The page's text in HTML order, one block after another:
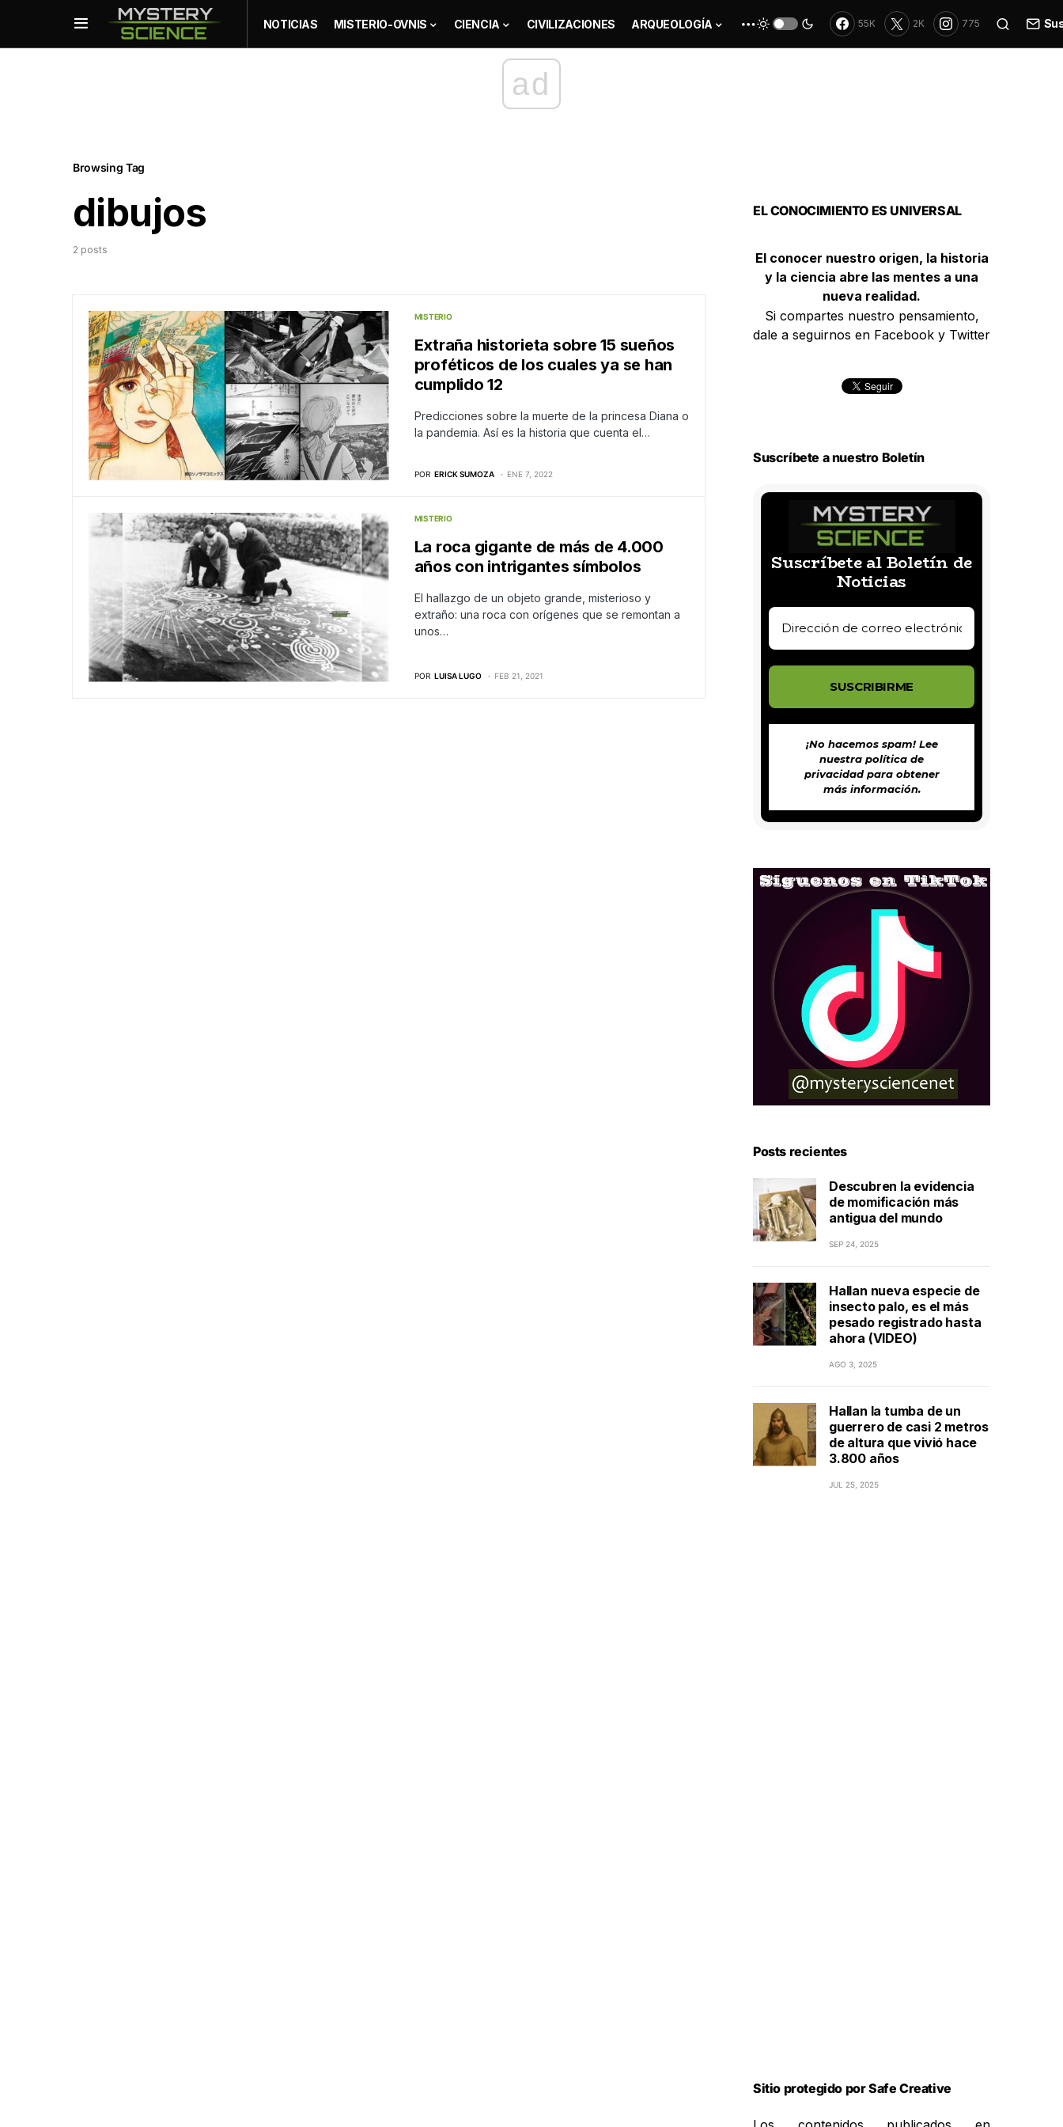
NOTICIAS MISTERIO-OVNIS CIENCIA CIVILIZACIONES ARQUEOLOGÍA 55K 2K 775
ad
Browsing Tag
dibujos
2 posts
MISTERIO
Extraña historieta sobre 15 sueños
proféticos de los cuales ya se han
cumplido 12
Predicciones sobre la muerte de la princesa Diana o
la pandemia. Así es la historia que cuenta el…
POR ERICK SUMOZA ENE 7, 2022
MISTERIO
La roca gigante de más de 4.000
años con intrigantes símbolos
El hallazgo de un objeto grande, misterioso y
extraño: una roca con orígenes que se remontan a
unos…
POR LUISA LUGO FEB 21, 2021
EL CONOCIMIENTO ES UNIVERSAL
El conocer nuestro origen, la historia
y la ciencia abre las mentes a una
nueva realidad.
Si compartes nuestro pensamiento,
dale a seguirnos en Facebook y Twitter
Suscríbete a nuestro Boletín
Suscríbete al Boletín de
Noticias
¡No hacemos spam! Lee
nuestra política de
privacidadpara obtener
más información.
Posts recientes
Descubren la evidencia
de momificación más
antigua del mundo
SEP 24, 2025
Hallan nueva especie de
insecto palo, es el más
pesado registrado hasta
ahora (VIDEO)
AGO 3, 2025
Hallan la tumba de un
guerrero de casi 2 metros
de altura que vivió hace
3.800 años
JUL 25, 2025
Sitio protegido por Safe Creative